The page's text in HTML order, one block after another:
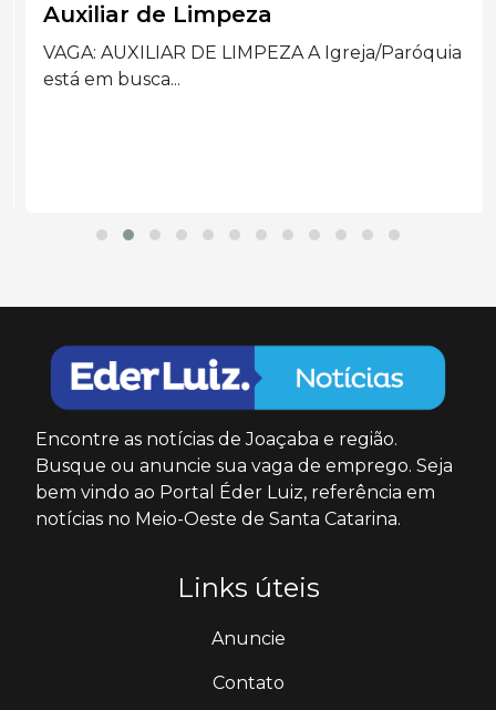
Auxiliar de Limpeza
VAGA: AUXILIAR DE LIMPEZA A Igreja/Paróquia
está em busca...
Encontre as notícias de Joaçaba e região.
Busque ou anuncie sua vaga de emprego. Seja
bem vindo ao Portal Éder Luiz, referência em
notícias no Meio-Oeste de Santa Catarina.
Links úteis
Anuncie
Contato